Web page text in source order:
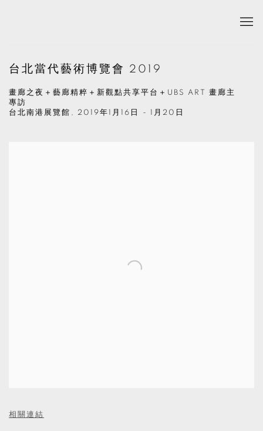
台北當代藝術博覽會 2019
畫廊之夜＋藝廊精粹＋新觀點共享平台＋UBS ART 畫廊主
專訪
台北南港展覽館, 2019年1月16日 - 1月20日
相關連結